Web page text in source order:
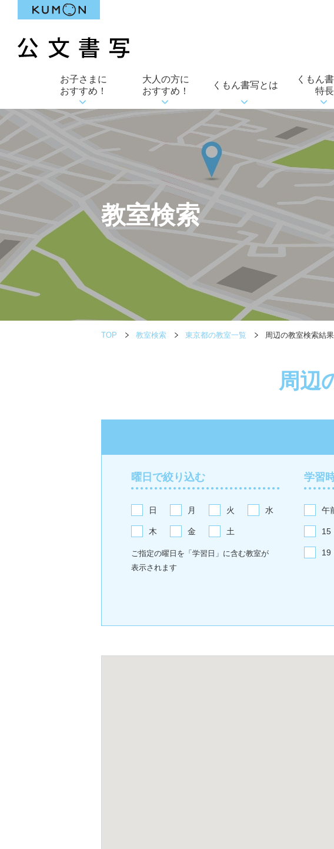
お子さまに
おすすめ！
大人の方に
おすすめ！
くもん書写とは
くもん
特長
教室検索
TOP 教室検索 東京都の教室一覧 周辺の教室検索結
周辺
曜日で絞り込む
日 月 火 水
木 金 土
ご指定の曜日を「学習日」に含む教室が
表示されます
学習
午
15
19